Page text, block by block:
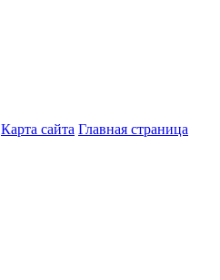
Карта сайта Главная страница